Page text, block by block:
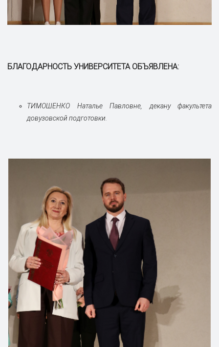
БЛАГОДАРНОСТЬ УНИВЕРСИТЕТА ОБЪЯВЛЕНА:
ТИМОШЕНКО Наталье Павловне, декану факультета
довузовской подготовки.